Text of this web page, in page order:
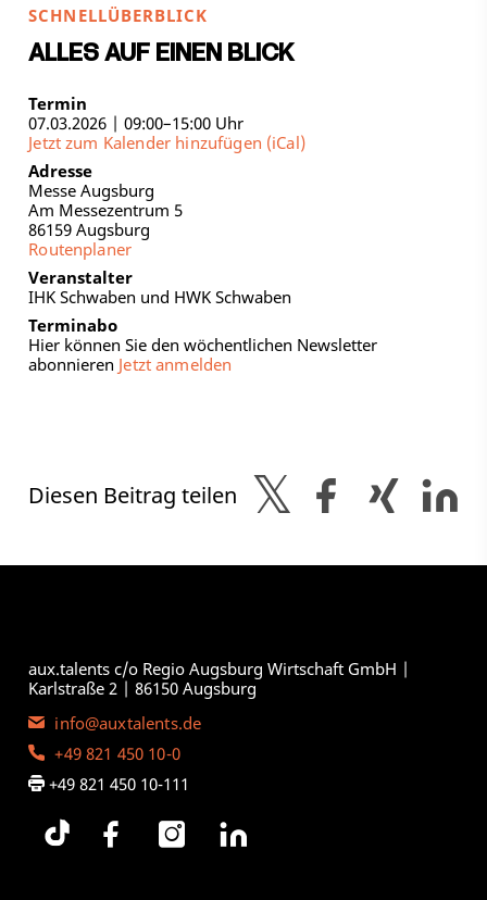
SCHNELLÜBERBLICK
ALLES AUF EINEN BLICK
Termin
07.03.2026 | 09:00–15:00 Uhr
Jetzt zum Kalender hinzufügen (iCal)
Adresse
Messe Augsburg
Am Messezentrum 5
86159 Augsburg
Routenplaner
Veranstalter
IHK Schwaben und HWK Schwaben
Terminabo
Hier können Sie den wöchentlichen Newsletter
abonnieren Jetzt anmelden
Diesen Beitrag teilen
aux.talents c/o Regio Augsburg Wirtschaft GmbH |
Karlstraße 2 | 86150 Augsburg
info@auxtalents.de
+49 821 450 10-0
+49 821 450 10-111